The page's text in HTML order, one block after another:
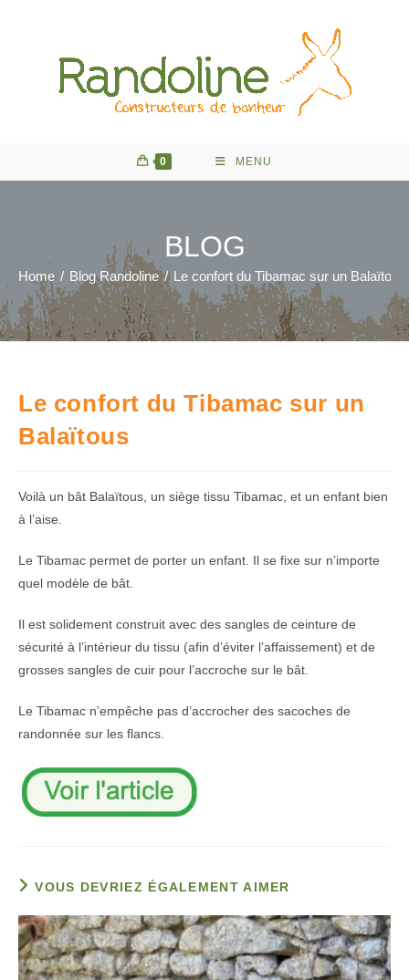
0 MENU
BLOG
Home / Blog Randoline / Le confort du Tibamac sur un Balaïtous
Le confort du Tibamac sur un
Balaïtous
Voilà un bât Balaïtous, un siège tissu Tibamac, et un enfant bien
à l’aise.
Le Tibamac permet de porter un enfant. Il se fixe sur n’importe
quel modèle de bât.
Il est solidement construit avec des sangles de ceinture de
sécurité à l’intérieur du tissu (afin d’éviter l’affaissement) et de
grosses sangles de cuir pour l’accroche sur le bât.
Le Tibamac n’empêche pas d’accrocher des sacoches de
randonnée sur les flancs.
VOUS DEVRIEZ ÉGALEMENT AIMER